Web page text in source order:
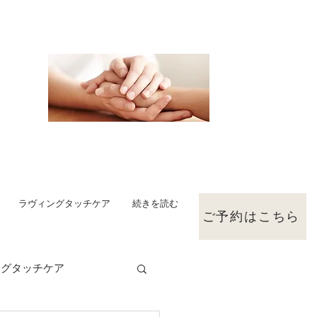
ご予約はこちら
ラヴィングタッチケア 続きを読む
タッチケア